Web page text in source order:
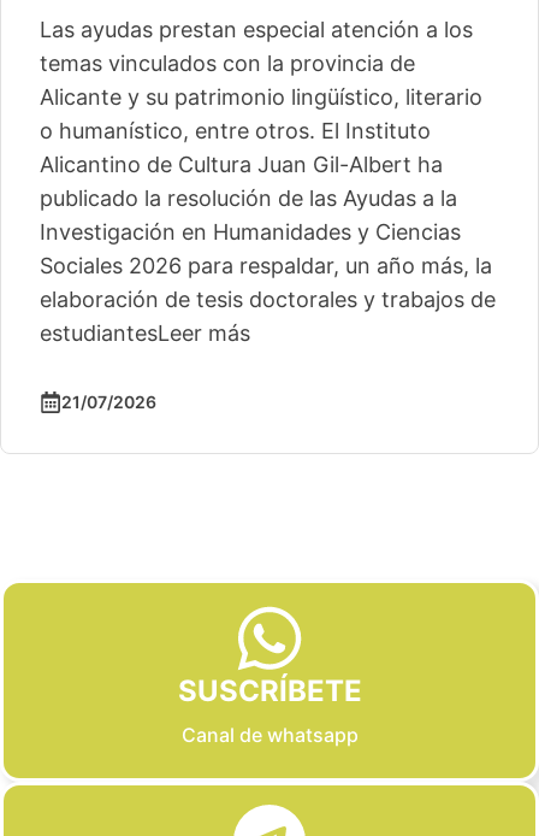
Las ayudas prestan especial atención a los
temas vinculados con la provincia de
Alicante y su patrimonio lingüístico, literario
o humanístico, entre otros. El Instituto
Alicantino de Cultura Juan Gil-Albert ha
publicado la resolución de las Ayudas a la
Investigación en Humanidades y Ciencias
Sociales 2026 para respaldar, un año más, la
elaboración de tesis doctorales y trabajos de
estudiantesLeer más
21/07/2026
SUSCRÍBETE
Canal de whatsapp